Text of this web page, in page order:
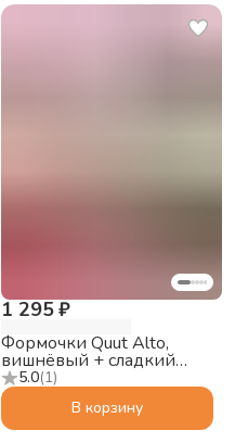
5.0(1)
1 295 ₽
Формочки Quut Alto,
вишнёвый + сладкий
розовый + жёлтый
В корзину